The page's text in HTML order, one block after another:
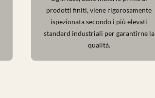
prodotti finiti, viene rigorosamente
ispezionata secondo i più elevati
standard industriali per garantirne la
qualità.